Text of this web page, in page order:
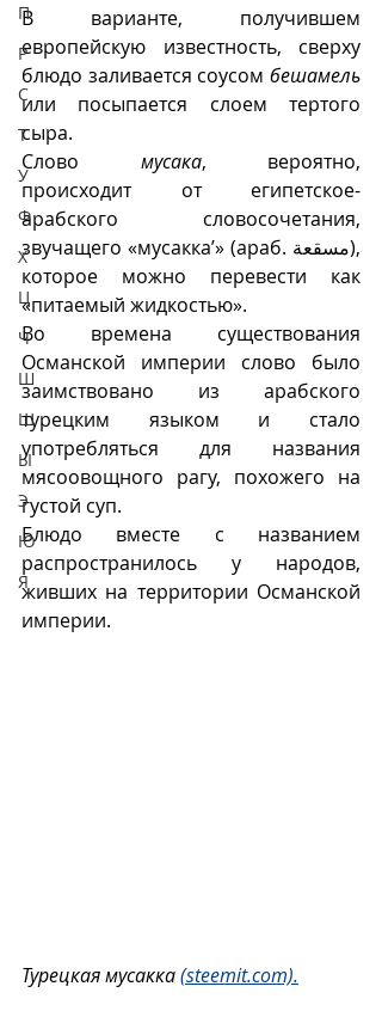
П
Р
С
Т
У
Ф
Х
Ц
Ч
Ш
Щ
Ы
Э
Ю
Я
В варианте, получившем
европейскую известность, сверху
блюдо заливается соусом бешамель
или посыпается слоем тертого
сыра.
Слово мусака, вероятно,
происходит от египетское-
арабского словосочетания,
звучащего «мусакка’» (араб. مسقعة),
которое можно перевести как
«питаемый жидкостью».
Во времена существования
Османской империи слово было
заимствовано из арабского
турецким языком и стало
употребляться для названия
мясоовощного рагу, похожего на
густой суп.
Блюдо вместе с названием
распространилось у народов,
живших на территории Османской
империи.
Турецкая мусакка (steemit.com).